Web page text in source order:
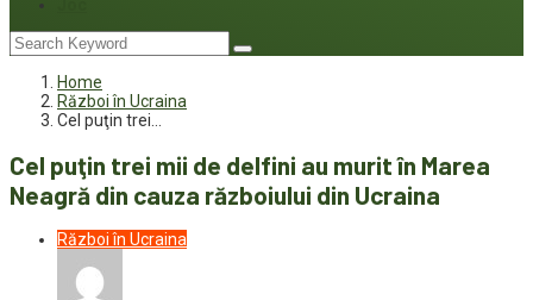
Home
Război în Ucraina
Cel puţin trei…
Cel puţin trei mii de delfini au murit în Marea
Neagră din cauza războiului din Ucraina
Război în Ucraina